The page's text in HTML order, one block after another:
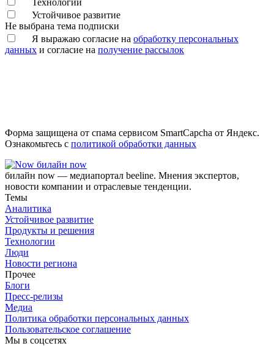
Устойчивое развитие
Не выбрана тема подписки
Я выражаю согласие на обработку персональных
данных и согласие на получение рассылок
Форма защищена от спама сервисом SmartCapcha от Яндекс.
Ознакомьтесь с политикой обработки данных
билайн now
билайн now — медиапортал beeline. Мнения экспертов,
новости компании и отраслевые тенденции.
Темы
Аналитика
Устойчивое развитие
Продукты и решения
Технологии
Люди
Новости региона
Прочее
Блоги
Пресс-релизы
Медиа
Политика обработки персональных данных
Пользовательское соглашение
Мы в соцсетях